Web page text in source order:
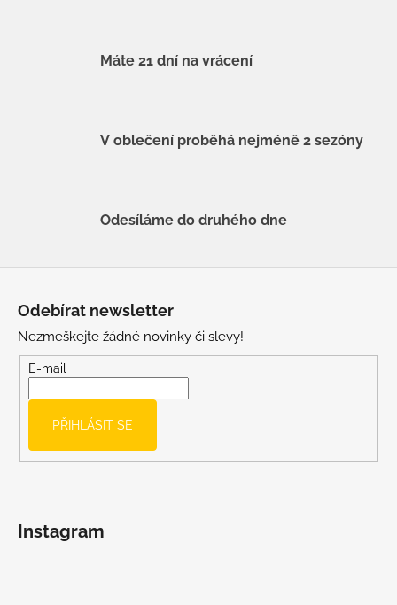
Máte 21 dní na vrácení
V oblečení proběhá nejméně 2 sezóny
Odesíláme do druhého dne
Odebírat newsletter
Nezmeškejte žádné novinky či slevy!
E-mail
PŘIHLÁSIT SE
Instagram